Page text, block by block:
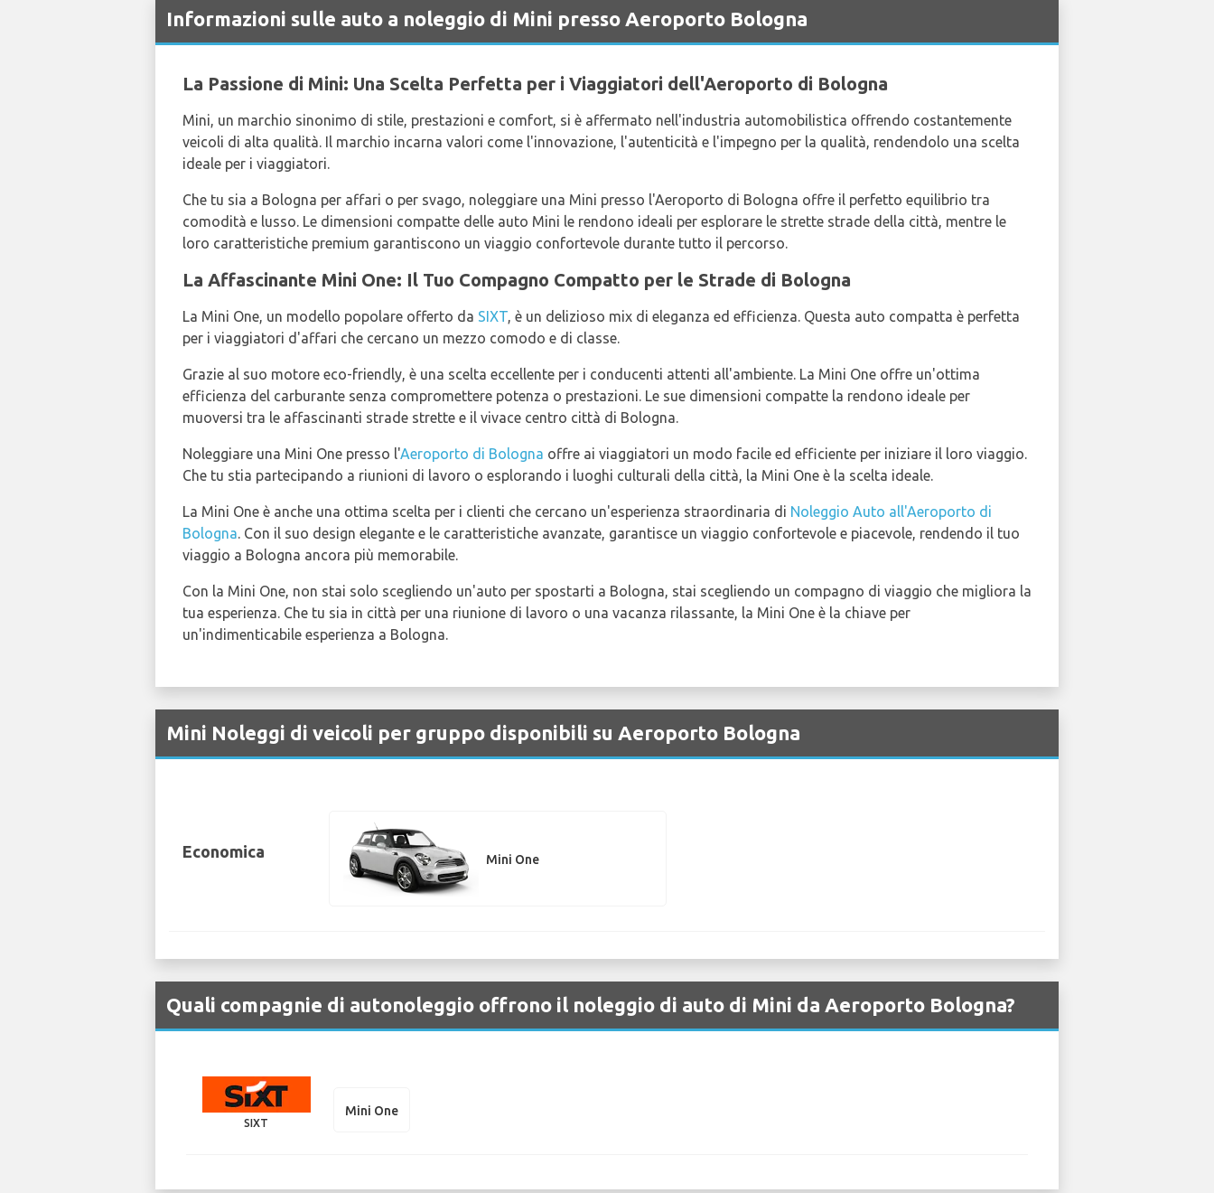
Informazioni sulle auto a noleggio di Mini presso Aeroporto Bologna
La Passione di Mini: Una Scelta Perfetta per i Viaggiatori dell'Aeroporto di Bologna
Mini, un marchio sinonimo di stile, prestazioni e comfort, si è affermato nell'industria automobilistica offrendo costantemente
veicoli di alta qualità. Il marchio incarna valori come l'innovazione, l'autenticità e l'impegno per la qualità, rendendolo una scelta
ideale per i viaggiatori.
Che tu sia a Bologna per affari o per svago, noleggiare una Mini presso l'Aeroporto di Bologna offre il perfetto equilibrio tra
comodità e lusso. Le dimensioni compatte delle auto Mini le rendono ideali per esplorare le strette strade della città, mentre le
loro caratteristiche premium garantiscono un viaggio confortevole durante tutto il percorso.
La Affascinante Mini One: Il Tuo Compagno Compatto per le Strade di Bologna
La Mini One, un modello popolare offerto da SIXT, è un delizioso mix di eleganza ed efficienza. Questa auto compatta è perfetta
per i viaggiatori d'affari che cercano un mezzo comodo e di classe.
Grazie al suo motore eco-friendly, è una scelta eccellente per i conducenti attenti all'ambiente. La Mini One offre un'ottima
efficienza del carburante senza compromettere potenza o prestazioni. Le sue dimensioni compatte la rendono ideale per
muoversi tra le affascinanti strade strette e il vivace centro città di Bologna.
Noleggiare una Mini One presso l'Aeroporto di Bologna offre ai viaggiatori un modo facile ed efficiente per iniziare il loro viaggio.
Che tu stia partecipando a riunioni di lavoro o esplorando i luoghi culturali della città, la Mini One è la scelta ideale.
La Mini One è anche una ottima scelta per i clienti che cercano un'esperienza straordinaria di Noleggio Auto all'Aeroporto di
Bologna. Con il suo design elegante e le caratteristiche avanzate, garantisce un viaggio confortevole e piacevole, rendendo il tuo
viaggio a Bologna ancora più memorabile.
Con la Mini One, non stai solo scegliendo un'auto per spostarti a Bologna, stai scegliendo un compagno di viaggio che migliora la
tua esperienza. Che tu sia in città per una riunione di lavoro o una vacanza rilassante, la Mini One è la chiave per
un'indimenticabile esperienza a Bologna.
Mini Noleggi di veicoli per gruppo disponibili su Aeroporto Bologna
Economica Mini One
Quali compagnie di autonoleggio offrono il noleggio di auto di Mini da Aeroporto Bologna?
SIXT
Mini One